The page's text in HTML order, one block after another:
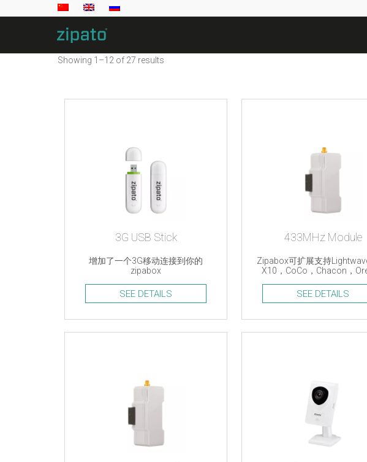
Showing 1–12 of 27 results
3G USB Stick
增加了一个3G移动连接到你的
zipabox
SEE DETAILS
433MHz Module
Zipabox可扩展支持
X10，CoCo，Chacon，
SEE DETAILS